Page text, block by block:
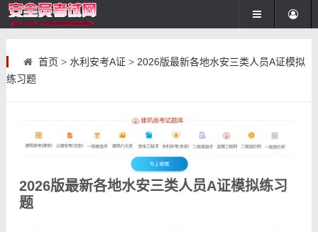
首页 > 水利安考A证> 2026版最新各地水安三类人员A证模拟
练习题
2026版最新各地水安三类人员A证模拟练习
题